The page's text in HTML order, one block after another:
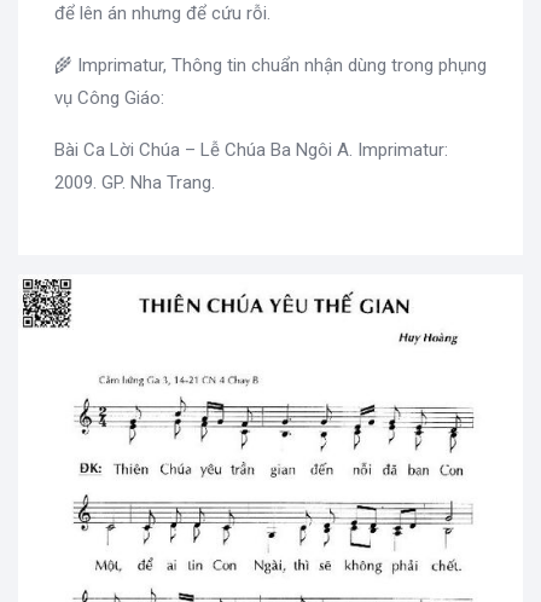
để lên án nhưng để cứu rỗi.
🌾 Imprimatur, Thông tin chuẩn nhận dùng trong phụng
vụ Công Giáo:
Bài Ca Lời Chúa – Lễ Chúa Ba Ngôi A. Imprimatur:
2009. GP. Nha Trang.